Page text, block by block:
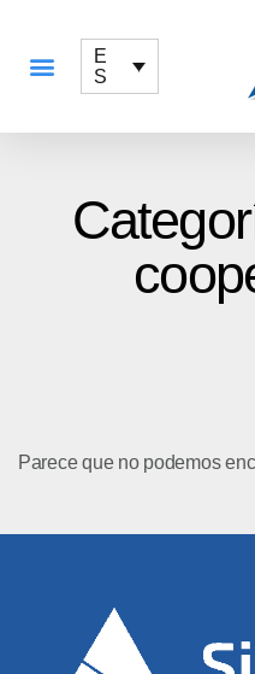
E
S
Parece que no podemos